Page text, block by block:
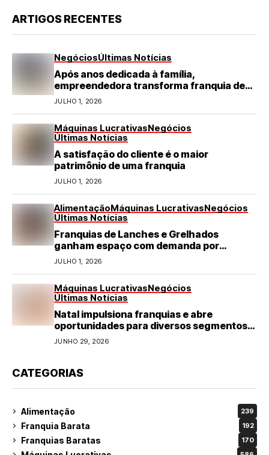
ARTIGOS RECENTES
NegóciosÚltimas Notícias
Após anos dedicada à família,
empreendedora transforma franquia de
turismo em negócio de destaque no RN
JULHO 1, 2026
Máquinas LucrativasNegócios
Últimas Notícias
A satisfação do cliente é o maior
patrimônio de uma franquia
JULHO 1, 2026
AlimentaçãoMáquinas LucrativasNegócios
Últimas Notícias
Franquias de Lanches e Grelhados
ganham espaço com demanda por
refeições rápidas e de qualidade
JULHO 1, 2026
Máquinas LucrativasNegócios
Últimas Notícias
Natal impulsiona franquias e abre
oportunidades para diversos segmentos
do varejo
JUNHO 29, 2026
CATEGORIAS
Alimentação 239
Franquia Barata 192
Franquias Baratas 170